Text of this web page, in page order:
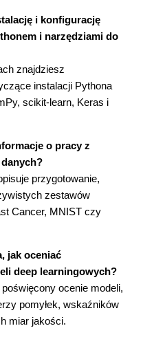
tablicy
tablic
danych
i konfigurację
i narzędziami do
znajdziesz
instalacji Pythona
scikit-learn, Keras i
o pracy z
przygotowanie,
zestawów
Cancer, MNIST czy
jak oceniać
deep learningowych?
ocenie modeli,
pomyłek, wskaźników
miar jakości.